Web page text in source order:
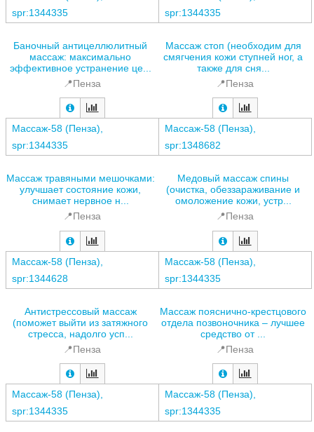
spr:1344335
spr:1344335
Баночный антицеллюлитный
массаж: максимально
эффективное устранение це...
📍Пенза
Массаж-58 (Пенза),
spr:1344335
Массаж стоп (необходим для
смягчения кожи ступней ног, а
также для сня...
📍Пенза
Массаж-58 (Пенза),
spr:1348682
Массаж травяными мешочками:
улучшает состояние кожи,
снимает нервное н...
📍Пенза
Массаж-58 (Пенза),
spr:1344628
Медовый массаж спины
(очистка, обеззараживание и
омоложение кожи, устр...
📍Пенза
Массаж-58 (Пенза),
spr:1344335
Антистрессовый массаж
(поможет выйти из затяжного
стресса, надолго усп...
📍Пенза
Массаж-58 (Пенза),
spr:1344335
Массаж пояснично-крестцового
отдела позвоночника – лучшее
средство от ...
📍Пенза
Массаж-58 (Пенза),
spr:1344335